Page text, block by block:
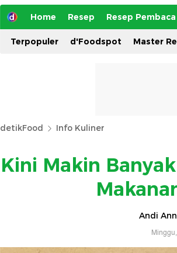
Home Resep Resep Pembaca
Terpopuler d'Foodspot Master
detikFood Info Kuliner
Kini Makin
Andi